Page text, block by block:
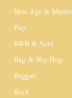
New Age &
Pop
R&B & Soul
Rap & Hip Hop
Reggae
Rock